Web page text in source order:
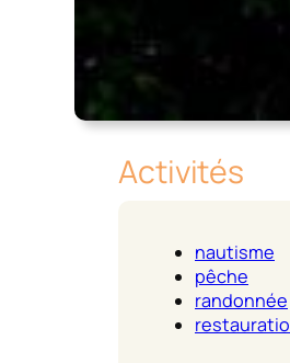
Activités
nautisme
pêche
randonnée